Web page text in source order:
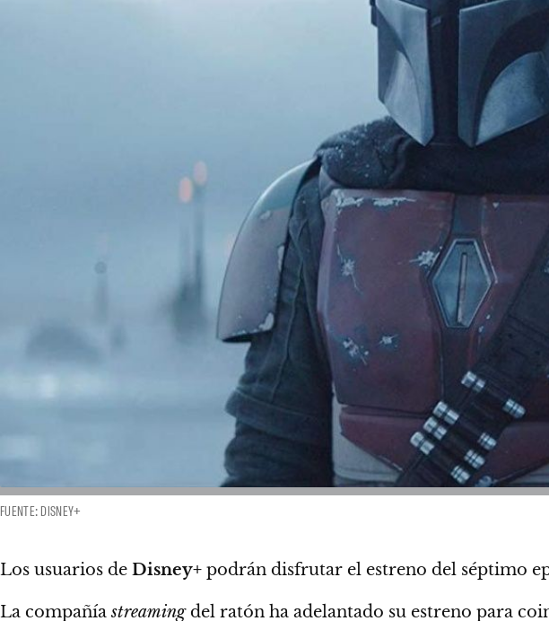
FUENTE: DISNEY+
Los usuarios de Disney+ podrán disfrutar el estreno del séptimo
La compañíastreamingdel ratón ha adelantado su estreno para